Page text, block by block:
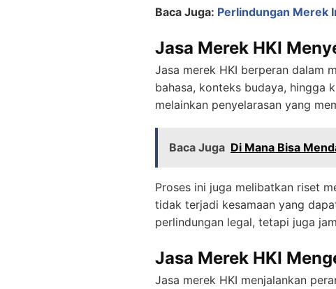
Baca Juga: Perlindungan Merek
Jasa Merek HKI
Jasa merek HKI berperan dalam
bahasa, konteks budaya, hingga
melainkan penyelarasan yang
Baca Juga Di Mana Bisa
Proses ini juga melibatkan riset
tidak terjadi kesamaan yang
perlindungan legal, tetapi juga
Jasa Merek HKI
Jasa merek HKI menjalankan